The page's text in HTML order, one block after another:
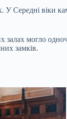
У Середні віки
могло
замків.